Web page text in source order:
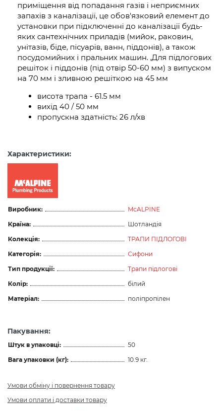
приміщення від попадання газів і неприємних
запахів з каналізації, це обов'язковий елемент до
установки при підключенні до каналізації будь-
яких сантехнічних приладів (мийок, раковин,
унітазів, біде, пісуарів, ванн, піддонів), а також
посудомийних і пральних машин. ,Для підлогових
решіток і піддонів (під отвір 50-60 мм) з випуском
на 70 мм і зливною решіткою на 45 мм
висота трапа - 61.5 мм
вихід 40 / 50 мм
пропускна здатність: 26 л/хв
Характеристики:
Виробник:
McALPINE
Країна:
Шотландія
Колекція:
ТРАПИ ПІДЛОГОВІ
Категорія:
Сифони
Тип продукції:
Трапи підлогові
Колір:
білий
Матеріал:
поліпропілен
Пакування:
Штук в упаковці:
50
Вага упаковки (кг):
10.9 кг.
Умови обміну і повернення товару
Умови оплати і доставки товару